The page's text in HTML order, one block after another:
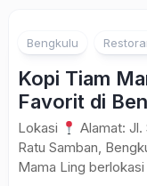
Bengkulu
Kopi Tiam
Favorit di
Lokasi
Alamat: Jl.
Ratu Samban,
Mama Ling berlokasi